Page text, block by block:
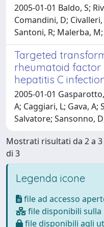
2005-01-01 Baldo, S;
Comandini, D;
Santoni, R; Malerba,
Targeted
rheumatoid factor
hepatitis C
2005-01-01
A; Caggiari, L; Gava, A;
Salvatore; Sansonno,
Mostrati risultati da 2 a 3
di 3
Legenda icone
file ad accesso
file disponibili
file disponibili agli